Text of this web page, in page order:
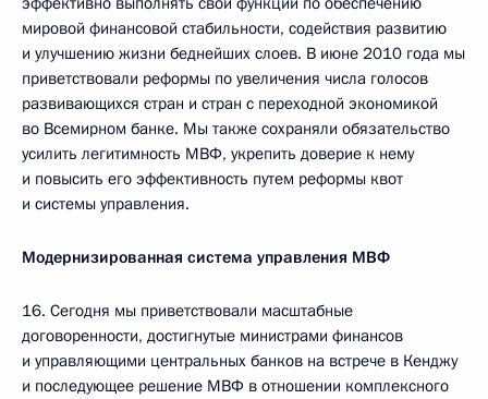
мировой финансовой стабильности, содействия развитию
и улучшению жизни беднейших слоев. В июне 2010 года мы
приветствовали реформы по увеличения числа голосов
развивающихся стран и стран с переходной экономикой
во Всемирном банке. Мы также сохраняли обязательство
усилить легитимность МВФ, укрепить доверие к нему
и повысить его эффективность путем реформы квот
и системы управления.
Модернизированная система управления МВФ
16. Сегодня мы приветствовали масштабные
договоренности, достигнутые министрами финансов
и управляющими центральных банков на встрече в Кенджу
и последующее решение МВФ в отношении комплексного